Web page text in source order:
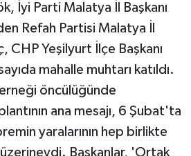
İyi Parti Malatya İl Başkanı
Refah Partisi Malatya İl
CHP Yeşilyurt İlçe Başkanı
mahalle muhtarı katıldı.
öncülüğünde
ana mesajı, 6 Şubat'ta
yaralarının hep birlikte
üzerineydi. Başkanlar, 'Ortak